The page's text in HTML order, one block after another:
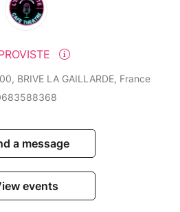
BRIVE LA GAILLARDE, France
a message
events